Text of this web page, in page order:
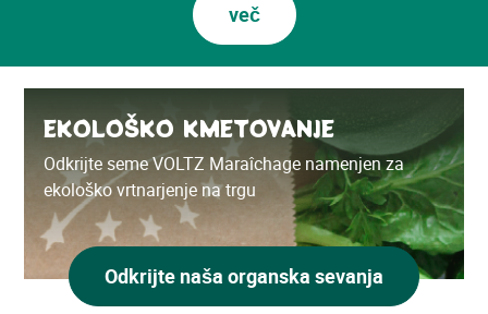
več
EKOLOŠKO KMETOVANJE
Odkrijte seme VOLTZ Maraîchage namenjen za
ekološko vrtnarjenje na trgu
Odkrijte naša organska sevanja